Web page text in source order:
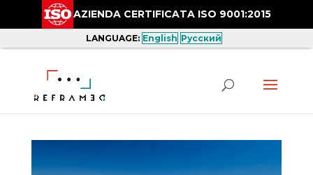
AZIENDA CERTIFICATA ISO 9001:2015
LANGUAGE: English Русский